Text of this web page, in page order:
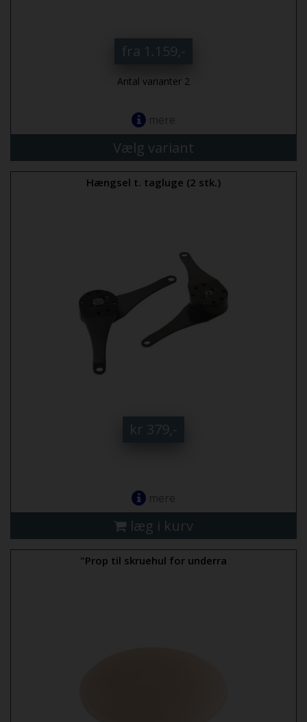
fra 1.159,-
Antal varianter 2
mere
Vælg variant
Hængsel t. tagluge (2 stk.)
kr 379,-
mere
læg i kurv
"Prop til skruehul for underra